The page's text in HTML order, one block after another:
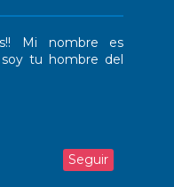
Mi nombre es
tu hombre del
Seguir